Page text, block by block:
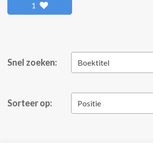
1
Snel zoeken: Boektitel
Sorteer op: Positie